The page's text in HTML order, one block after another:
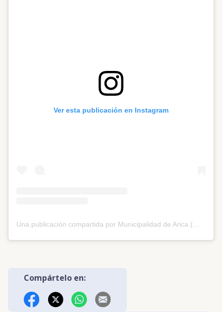
Ver esta publicación en Instagram
Compártelo en: